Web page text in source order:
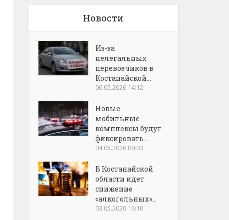
Новости
Из-за
нелегальных
перевозчиков в
Костанайской...
06.05.2026 14:12
Новые
мобильные
комплексы будут
фиксировать...
04.05.2026 09:03
В Костанайской
области идет
снижение
«алкогольных»...
03.05.2026 16:16